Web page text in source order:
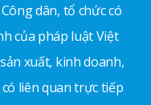
dân, tổ chức có
của pháp luật Việt
xuất, kinh doanh,
liên quan trực tiếp